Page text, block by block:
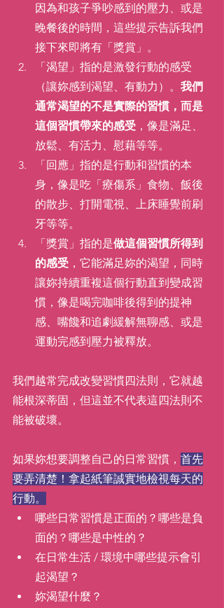
因為和孩子爭吵感到的壓力、或是
晚餐後的時間，這些提示告訴我們
接下來即將有「獎賞」。
「渴望」指的是激發行動的感受
（讓妳感到渴望、有動力）。 我們
通常渴望的不是實際的習慣，而是
這個習慣帶來的感受 ，像是滿足、
放鬆、有活力、慰藉等等。
「回應」指的是行動和習慣的本
身，像是吃「療傷系」食物、飯後
的散步、打開電視、上床睡覺前刷
牙等等。
「獎賞」指的是做這個習慣所得到
的感受 ，它能滿足妳的渴望，同時
讓妳持續重複這個行動直到變成習
慣，像是喝完咖啡後得到的提神
感、嘴饞和追劇緩解無聊感、或是
運動完感到壓力被釋放。
我們越常完成改變習慣四法則，它就越
能根深蒂固，但這並不代表這四法則不
能被破壞。
如果妳想要調整自己的日常習慣， 首先
要弄清楚！拿起紙筆誠實地檢視每天的
行動。
哪些日常習慣是正面的？哪些是負
面的？哪些是中性的？
在日常生活 / 環境中哪些提示會引
起渴望？
妳渴望什麼？